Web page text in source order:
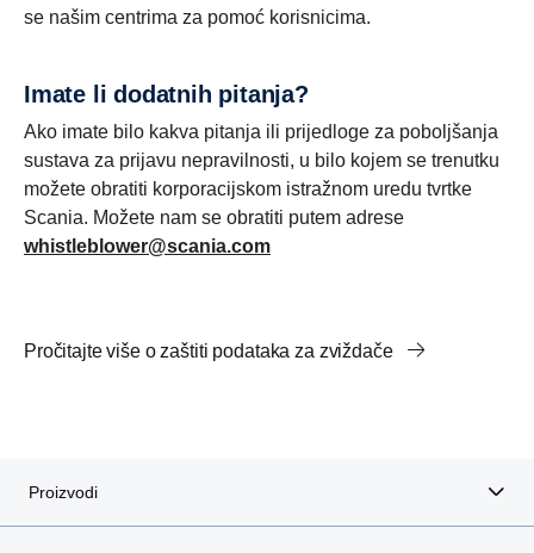
se našim centrima za pomoć korisnicima.
Imate li dodatnih pitanja?
Ako imate bilo kakva pitanja ili prijedloge za poboljšanja
sustava za prijavu nepravilnosti, u bilo kojem se trenutku
možete obratiti korporacijskom istražnom uredu tvrtke
Scania. Možete nam se obratiti putem adrese
whistleblower@scania.com
Pročitajte više o zaštiti podataka za zviždače
Proizvodi